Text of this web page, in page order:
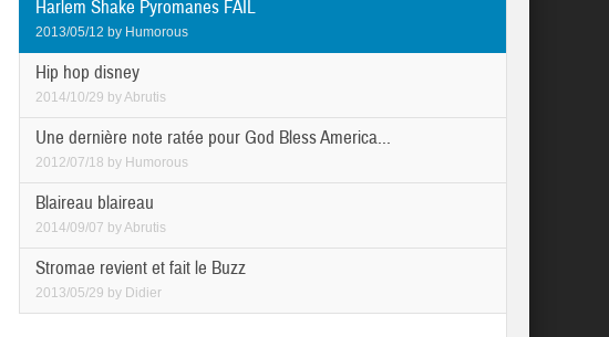
Harlem Shake Pyromanes FAIL
2013/05/12 by Humorous
Hip hop disney
2014/10/29 byAbrutis
Une dernière note ratée pour God Bless America...
2012/07/18 by Humorous
Blaireau blaireau
2014/09/07 byAbrutis
Stromae revient et fait le Buzz
2013/05/29 by Didier